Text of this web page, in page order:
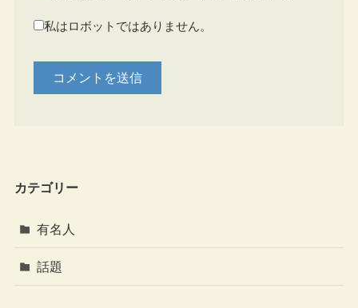
私はロボットではありません。
カテゴリー
有名人
話題